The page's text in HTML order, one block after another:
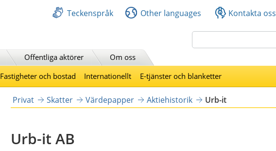
Teckenspråk Other languages Kontakta oss
Offentliga aktörer
Om oss
Fastigheter och bostad Internationellt E-tjänster och blanketter
Privat Skatter Värdepapper Aktiehistorik Urb-it
Urb-it AB